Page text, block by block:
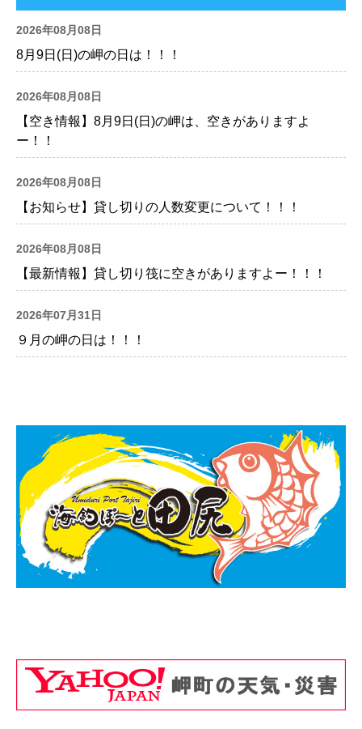
2026年08月08日
8月9日(日)の岬の日は！！！
2026年08月08日
【空き情報】8月9日(日)の岬は、空きがありますよ
ー！！
2026年08月08日
【お知らせ】貸し切りの人数変更について！！！
2026年08月08日
【最新情報】貸し切り筏に空きがありますよー！！！
2026年07月31日
９月の岬の日は！！！